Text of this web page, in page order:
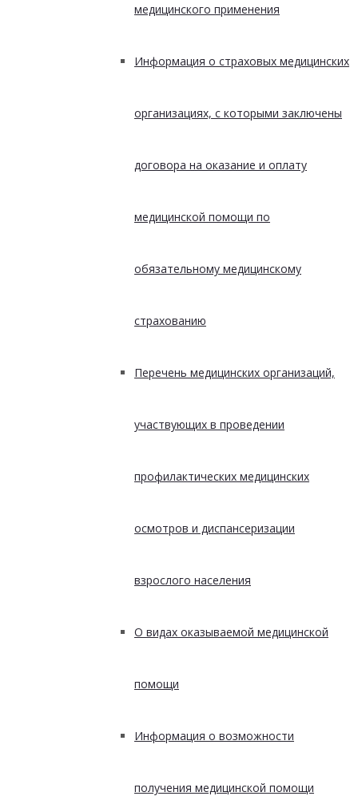
медицинского применения
Информация о страховых медицинских
организациях, с которыми заключены
договора на оказание и оплату
медицинской помощи по
обязательному медицинскому
страхованию
Перечень медицинских организаций,
участвующих в проведении
профилактических медицинских
осмотров и диспансеризации
взрослого населения
О видах оказываемой медицинской
помощи
Информация о возможности
получения медицинской помощи